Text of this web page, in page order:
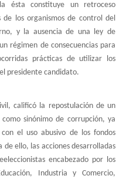
ésta constituye un retroceso
de los organismos de control del
y la ausencia de una ley de
régimen de consecuencias para
prácticas de utilizar los
presidente candidato.
calificó la repostulación de un
sinónimo de corrupción, ya
el uso abusivo de los fondos
ello, las acciones desarrolladas
encabezado por los
Industria y Comercio,